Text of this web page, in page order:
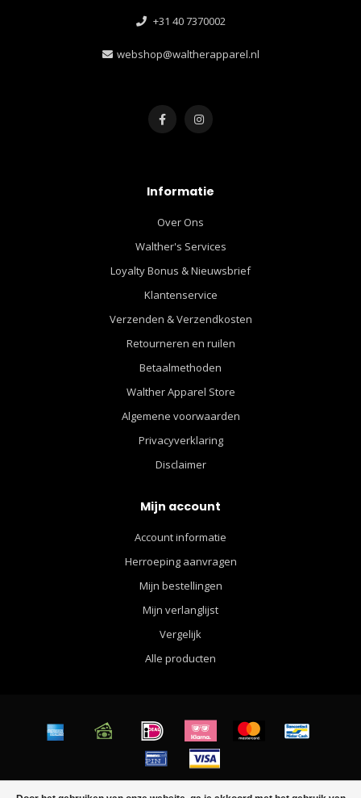
+31 40 7370002
webshop@waltherapparel.nl
Informatie
Over Ons
Walther's Services
Loyalty Bonus & Nieuwsbrief
Klantenservice
Verzenden & Verzendkosten
Retourneren en ruilen
Betaalmethoden
Walther Apparel Store
Algemene voorwaarden
Privacyverklaring
Disclaimer
Mijn account
Account informatie
Herroeping aanvragen
Mijn bestellingen
Mijn verlanglijst
Vergelijk
Alle producten